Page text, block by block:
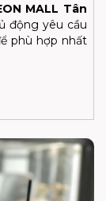
MALL Tân
động yêu cầu
phù hợp nhất